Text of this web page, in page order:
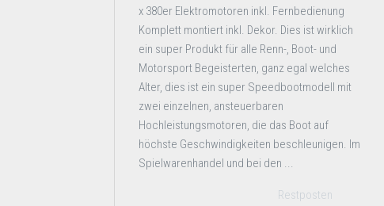
x 380er Elektromotoren inkl. Fernbedienung
Komplett montiert inkl. Dekor. Dies ist wirklich
ein super Produkt für alle Renn-, Boot- und
Motorsport Begeisterten, ganz egal welches
Alter, dies ist ein super Speedbootmodell mit
zwei einzelnen, ansteuerbaren
Hochleistungsmotoren, die das Boot auf
höchste Geschwindigkeiten beschleunigen. Im
Spielwarenhandel und bei den ...
Restposten